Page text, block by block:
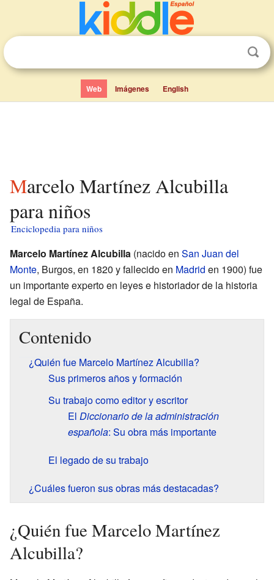
Web Imágenes English
Marcelo Martínez Alcubilla
para niños
Enciclopedia para niños
Marcelo Martínez Alcubilla (nacido en San Juan del
Monte, Burgos, en 1820 y fallecido en Madrid en 1900) fue
un importante experto en leyes e historiador de la historia
legal de España.
Contenido
¿Quién fue Marcelo Martínez Alcubilla?
Sus primeros años y formación
Su trabajo como editor y escritor
El Diccionario de la administración
española: Su obra más importante
El legado de su trabajo
¿Cuáles fueron sus obras más destacadas?
¿Quién fue Marcelo Martínez
Alcubilla?